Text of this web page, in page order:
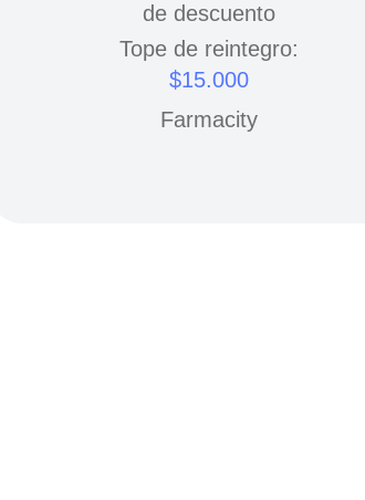
de descuento
Tope de reintegro:
$15.000
Farmacity